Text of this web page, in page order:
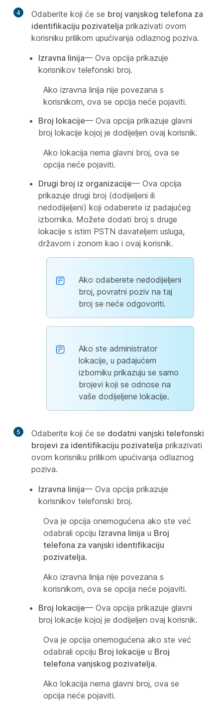
4 Odaberite koji će se broj vanjskog telefona za
identifikaciju pozivatelja prikazivati ovom
korisniku prilikom upućivanja odlaznog poziva.
Izravna linija— Ova opcija prikazuje
korisnikov telefonski broj.
Ako izravna linija nije povezana s
korisnikom, ova se opcija neće pojaviti.
Broj lokacije— Ova opcija prikazuje glavni
broj lokacije kojoj je dodijeljen ovaj korisnik.
Ako lokacija nema glavni broj, ova se
opcija neće pojaviti.
Drugi broj iz organizacije— Ova opcija
prikazuje drugi broj (dodijeljeni ili
nedodijeljeni) koji odaberete iz padajućeg
izbornika. Možete dodati broj s druge
lokacije s istim PSTN davateljem usluga,
državom i zonom kao i ovaj korisnik.
Ako odaberete nedodijeljeni
broj, povratni poziv na taj
broj se neće odgovoriti.
Ako ste administrator
lokacije, u padajućem
izborniku prikazuju se samo
brojevi koji se odnose na
vaše dodijeljene lokacije.
5 Odaberite koji će se dodatni vanjski telefonski
brojevi za identifikaciju pozivatelja prikazivati
ovom korisniku prilikom upućivanja odlaznog
poziva.
Izravna linija— Ova opcija prikazuje
korisnikov telefonski broj.
Ova je opcija onemogućena ako ste već
odabrali opciju Izravna linija u Broj
telefona za vanjski identifikaciju
pozivatelja.
Ako izravna linija nije povezana s
korisnikom, ova se opcija neće pojaviti.
Broj lokacije— Ova opcija prikazuje glavni
broj lokacije kojoj je dodijeljen ovaj korisnik.
Ova je opcija onemogućena ako ste već
odabrali opciju Broj lokacije u Broj
telefona vanjskog pozivatelja.
Ako lokacija nema glavni broj, ova se
opcija neće pojaviti.